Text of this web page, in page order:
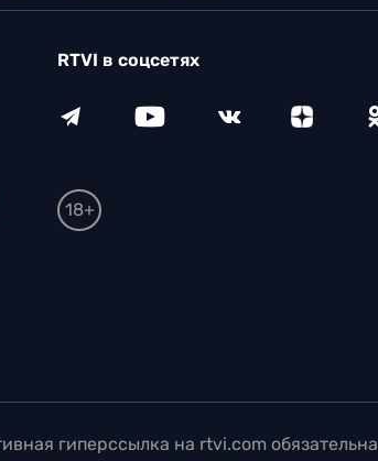
RTVI в соцсетях
18+
гиперссылка на rtvi.com обязательна